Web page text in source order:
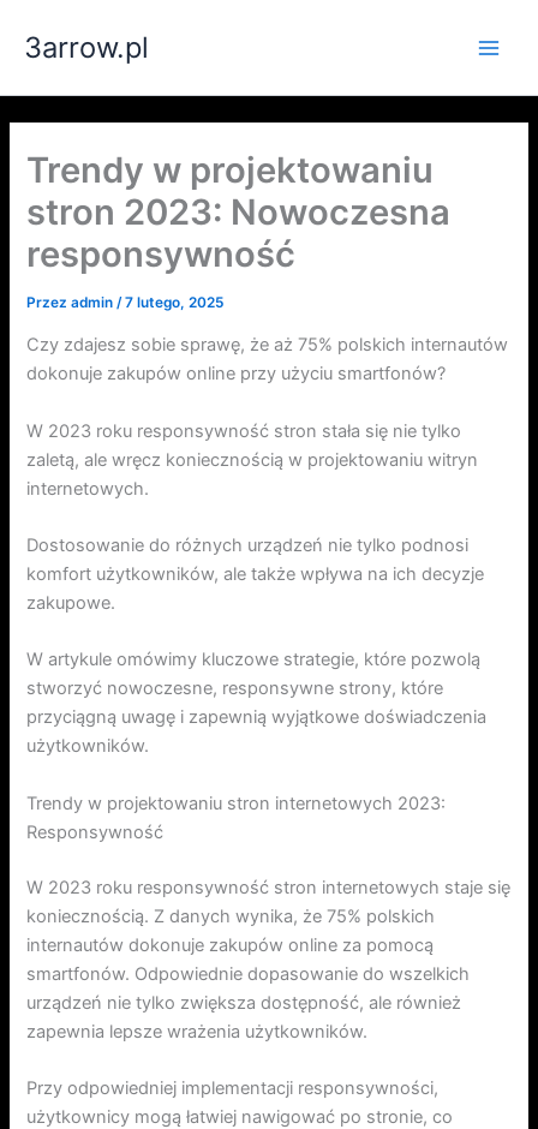
3arrow.pl
Trendy w projektowaniu
stron 2023: Nowoczesna
responsywność
Przezadmin /7 lutego, 2025
Czy zdajesz sobie sprawę, że aż 75% polskich internautów
dokonuje zakupów online przy użyciu smartfonów?
W 2023 roku responsywność stron stała się nie tylko
zaletą, ale wręcz koniecznością w projektowaniu witryn
internetowych.
Dostosowanie do różnych urządzeń nie tylko podnosi
komfort użytkowników, ale także wpływa na ich decyzje
zakupowe.
W artykule omówimy kluczowe strategie, które pozwolą
stworzyć nowoczesne, responsywne strony, które
przyciągną uwagę i zapewnią wyjątkowe doświadczenia
użytkowników.
Trendy w projektowaniu stron internetowych 2023:
Responsywność
W 2023 roku responsywność stron internetowych staje się
koniecznością. Z danych wynika, że 75% polskich
internautów dokonuje zakupów online za pomocą
smartfonów. Odpowiednie dopasowanie do wszelkich
urządzeń nie tylko zwiększa dostępność, ale również
zapewnia lepsze wrażenia użytkowników.
Przy odpowiedniej implementacji responsywności,
użytkownicy mogą łatwiej nawigować po stronie, co